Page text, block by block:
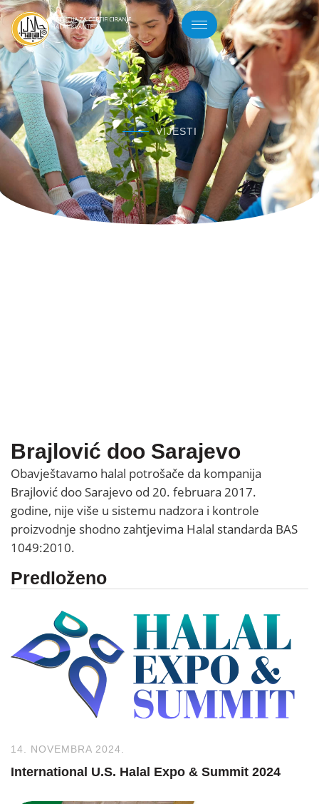
VIJESTI
Brajlović doo Sarajevo
Obavještavamo halal potrošače da kompanija
Brajlović doo Sarajevo od 20. februara 2017.
godine, nije više u sistemu nadzora i kontrole
proizvodnje shodno zahtjevima Halal standarda BAS
1049:2010.
Predloženo
14. NOVEMBRA 2024.
International U.S. Halal Expo & Summit 2024